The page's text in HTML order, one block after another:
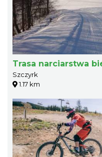
Trasa narciarstwa
Szczyrk
1.17 km